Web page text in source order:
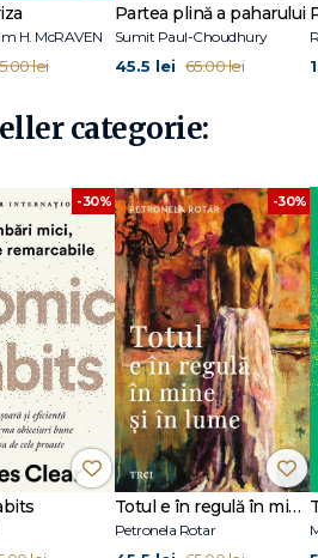
H. McRAVEN
lei
Partea plină a paharului
Sumit Paul-Choudhury
45.5 lei 65.00 lei
categorie:
-30% -30%
Totul e în regulă în mine și în lume
Petronela Rotar